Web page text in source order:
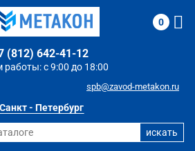
Санкт - Петербург
работы: с 9:00 до 18:00
(812) 642-41-12
spb@zavod-metakon.ru
0